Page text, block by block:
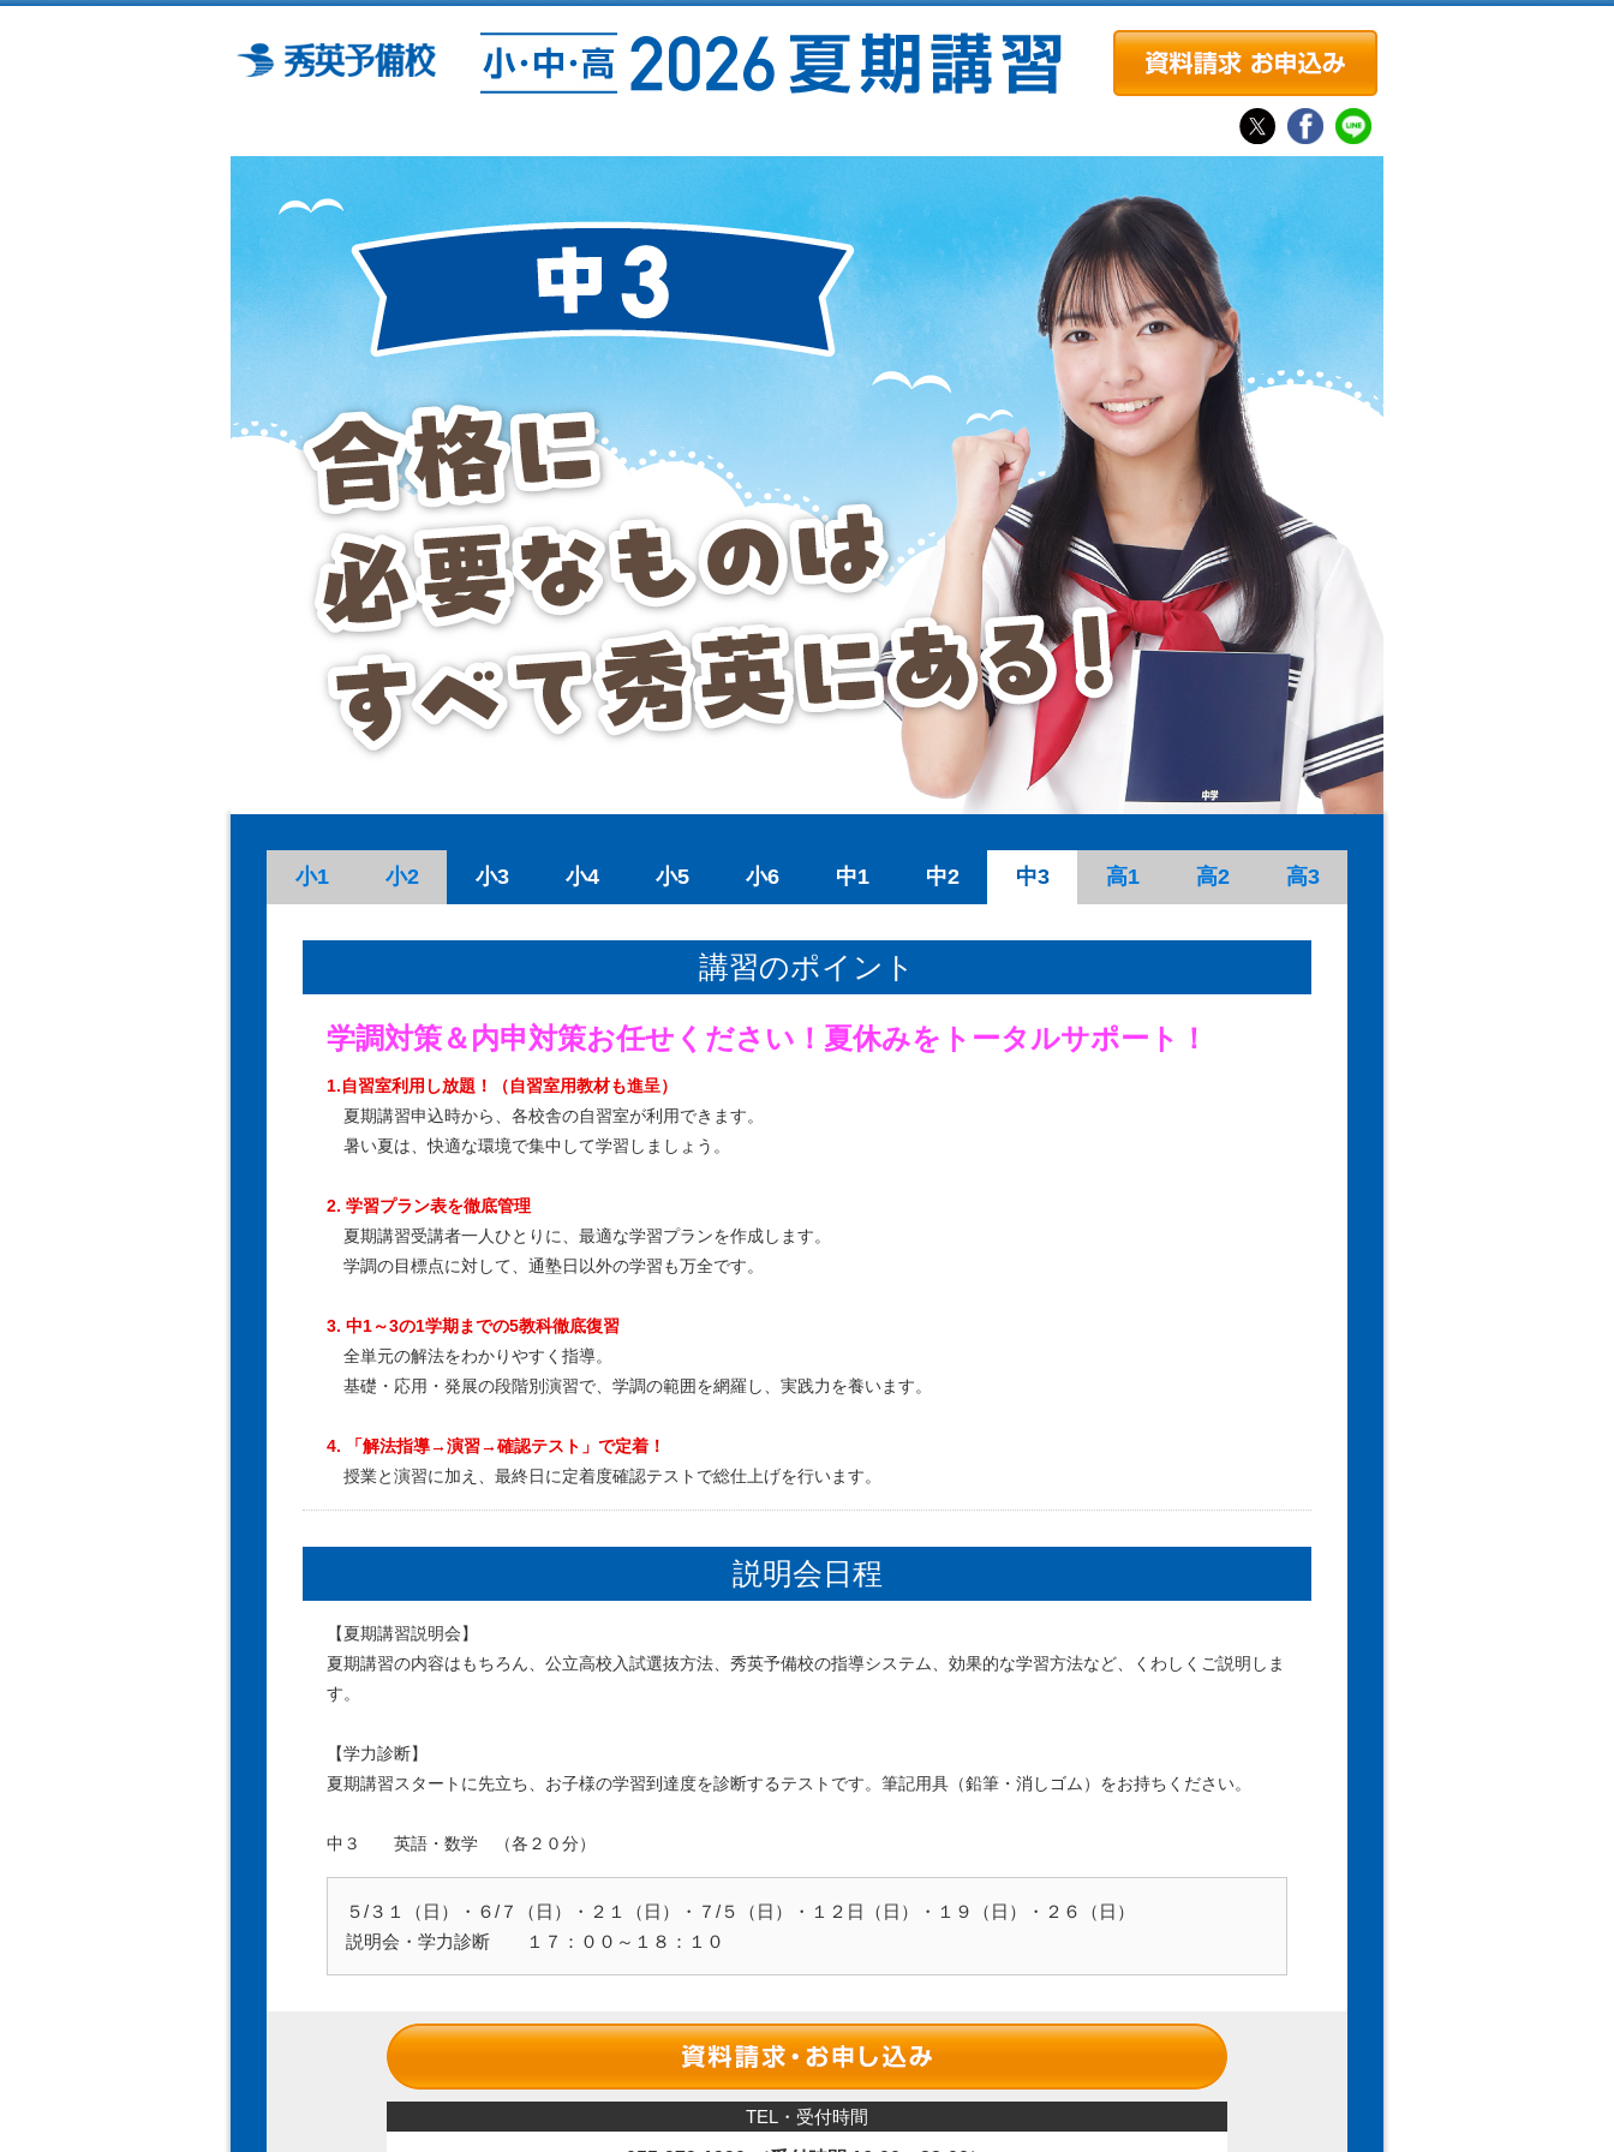
小1 小2 小3 小4 小5 小6 中1 中2 中3 高1 高2 高3
講習のポイント
学調対策＆内申対策お任せください！夏休みをトータルサポート！
1.自習室利用し放題！（自習室用教材も進呈）
夏期講習申込時から、各校舎の自習室が利用できます。
暑い夏は、快適な環境で集中して学習しましょう。
2. 学習プラン表を徹底管理
夏期講習受講者一人ひとりに、最適な学習プランを作成します。
学調の目標点に対して、通塾日以外の学習も万全です。
3. 中1～3の1学期までの5教科徹底復習
全単元の解法をわかりやすく指導。
基礎・応用・発展の段階別演習で、学調の範囲を網羅し、実践力を養います。
4. 「解法指導→演習→確認テスト」で定着！
授業と演習に加え、最終日に定着度確認テストで総仕上げを行います。
説明会日程
【夏期講習説明会】
夏期講習の内容はもちろん、公立高校入試選抜方法、秀英予備校の指導システム、効果的な学習方法など、くわしくご説明しま
す。
【学力診断】
夏期講習スタートに先立ち、お子様の学習到達度を診断するテストです。筆記用具（鉛筆・消しゴム）をお持ちください。
中３ 英語・数学 （各２０分）
５/３１（日）・６/７（日）・２１（日）・７/５（日）・１２日（日）・１９（日）・２６（日）
説明会・学力診断 １７：００～１８：１０
TEL・受付時間